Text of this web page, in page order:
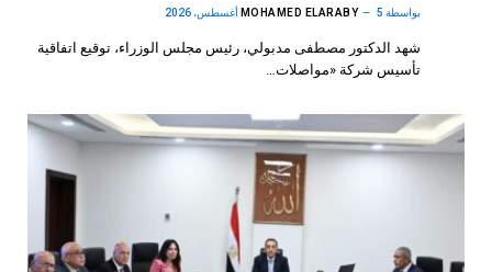
بواسطة MOHAMED ELARABY 5 أغسطس، 2026
شهد الدكتور مصطفى مدبولي، رئيس مجلس الوزراء، توقيع اتفاقية
تأسيس شركة «مواصلات…